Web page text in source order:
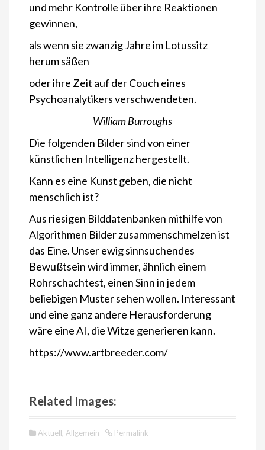
und mehr Kontrolle über ihre Reaktionen
gewinnen,
als wenn sie zwanzig Jahre im Lotussitz
herum säßen
oder ihre Zeit auf der Couch eines
Psychoanalytikers verschwendeten.
William Burroughs
Die folgenden Bilder sind von einer
künstlichen Intelligenz hergestellt.
Kann es eine Kunst geben, die nicht
menschlich ist?
Aus riesigen Bilddatenbanken mithilfe von
Algorithmen Bilder zusammenschmelzen ist
das Eine. Unser ewig sinnsuchendes
Bewußtsein wird immer, ähnlich einem
Rohrschachtest, einen Sinn in jedem
beliebigen Muster sehen wollen. Interessant
und eine ganz andere Herausforderung
wäre eine AI, die Witze generieren kann.
https://www.artbreeder.com/
Related Images:
Aktuell, Allgemein Permalink